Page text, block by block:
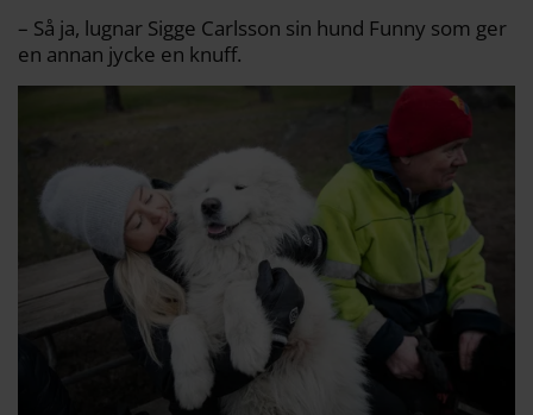
– Så ja, lugnar Sigge Carlsson sin hund Funny som ger
en annan jycke en knuff.